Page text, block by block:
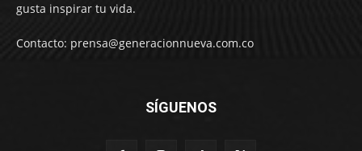
gusta inspirar tu vida.
Contacto: prensa@generacionnueva.com.co
SÍGUENOS